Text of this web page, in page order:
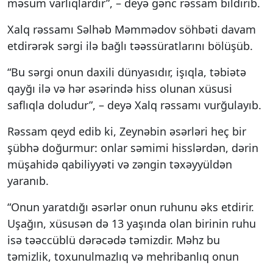
Xalq rəssamı Səlhəb Məmmədov söhbəti davam
etdirərək sərgi ilə bağlı təəssüratlarını bölüşüb.
“Bu sərgi onun daxili dünyasıdır, işıqla, təbiətə
qayğı ilə və hər əsərində hiss olunan xüsusi
saflıqla doludur”, – deyə Xalq rəssamı vurğulayıb.
Rəssam qeyd edib ki, Zeynəbin əsərləri heç bir
şübhə doğurmur: onlar səmimi hisslərdən, dərin
müşahidə qabiliyyəti və zəngin təxəyyüldən
yaranıb.
“Onun yaratdığı əsərlər onun ruhunu əks etdirir.
Uşağın, xüsusən də 13 yaşında olan birinin ruhu
isə təəccüblü dərəcədə təmizdir. Məhz bu
təmizlik, toxunulmazlıq və mehribanlıq onun